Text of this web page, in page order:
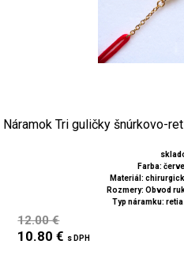
Náramok Tri guličky šnúrkovo-
Farba:
Materiál:
Rozmery: Obvod
Typ náramku:
12.00 €
10.80 € s DPH